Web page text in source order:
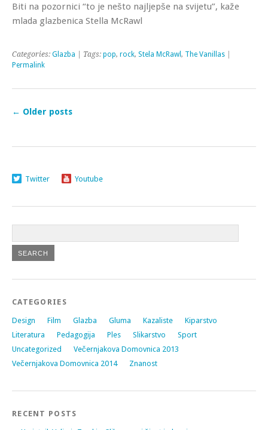
Biti na pozornici “to je nešto najljepše na svijetu”, kaže
mlada glazbenica Stella McRawl
Categories: Glazba | Tags: pop, rock, Stela McRawl , The Vanillas
Permalink
← Older posts
Twitter Youtube
CATEGORIES
Design Film Glazba Gluma Kazaliste
Kiparstvo
Literatura
Pedagogija Ples Slikarstvo
Sport
Uncategorized
Večernjakova Domovnica 2013
Večernjakova Domovnica 2014
Znanost
RECENT POSTS